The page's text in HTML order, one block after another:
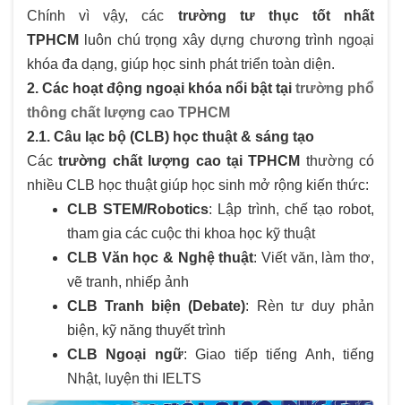
Chính vì vậy, các trường tư thục tốt nhất
TPHCM
luôn chú trọng xây dựng chương trình ngoại
khóa đa dạng, giúp học sinh phát triển toàn diện.
2. Các hoạt động ngoại khóa nổi bật tại trường phổ
thông chất lượng cao TPHCM
2.1. Câu lạc bộ (CLB) học thuật & sáng tạo
Cáctrường chất lượng cao tại TPHCM thường có
nhiều CLB học thuật giúp học sinh mở rộng kiến thức:
CLB STEM/Robotics: Lập trình, chế tạo robot,
tham gia các cuộc thi khoa học kỹ thuật
CLB Văn học & Nghệ thuật: Viết văn, làm thơ,
vẽ tranh, nhiếp ảnh
CLB Tranh biện (Debate): Rèn tư duy phản
biện, kỹ năng thuyết trình
CLB Ngoại ngữ: Giao tiếp tiếng Anh, tiếng
Nhật, luyện thi IELTS